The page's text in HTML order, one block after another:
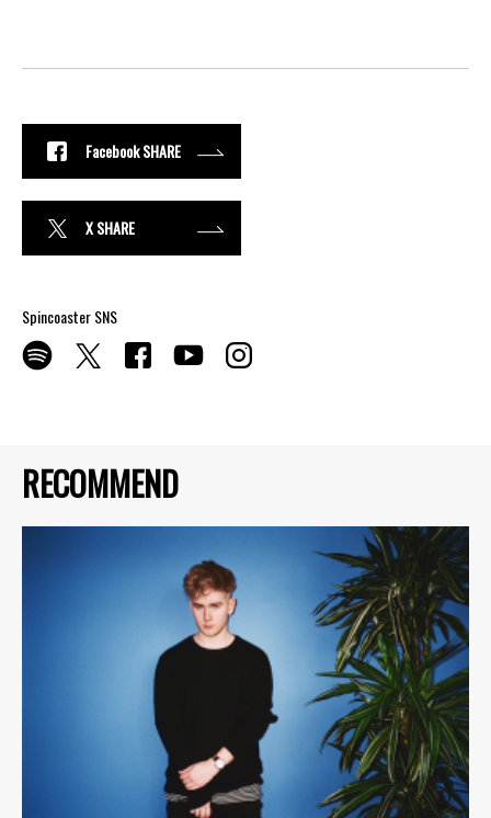
RECOMMEND
Facebook SHARE
X SHARE
Spincoaster SNS